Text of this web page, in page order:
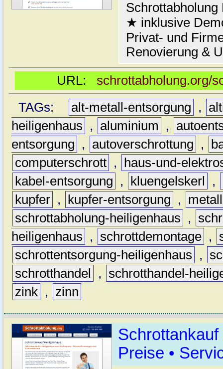
★ inklusive
Privat- und
Renovierung &
URL: schrottabholung.org/
TAGs:
alt-metall-entsorgung ,
heiligenhaus
, aluminium ,
entsorgung
, autoverschrottung ,
computerschrott ,
haus-und-
kabel-entsorgung
, kluengelskerl ,
kupfer , kupfer-entsorgung ,
metall
schrottabholung-heiligenhaus
,
heiligenhaus
, schrottdemontage ,
schrottentsorgung-heiligenhaus
,
schrotthandel
,
schrotthandel-
zink , zinn
Schrottankauf
Preise •